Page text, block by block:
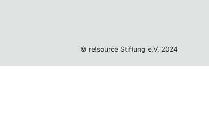
© re!source Stiftung e.V. 2024